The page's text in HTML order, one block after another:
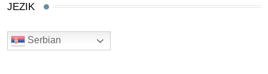
JEZIK
Serbian